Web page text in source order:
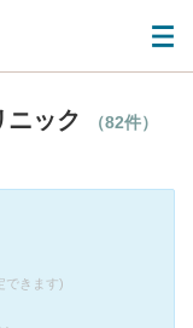
ニック （82件）
できます)